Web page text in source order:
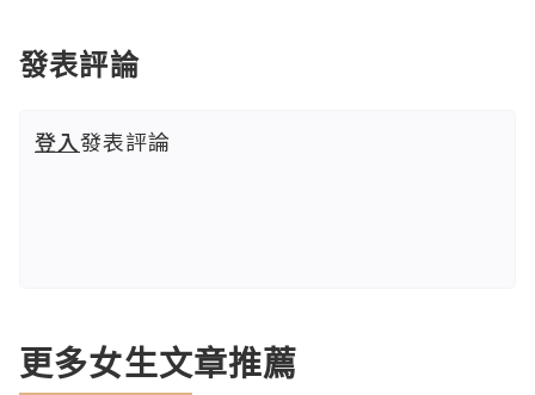
發表評論
登入發表評論
更多女生文章推薦